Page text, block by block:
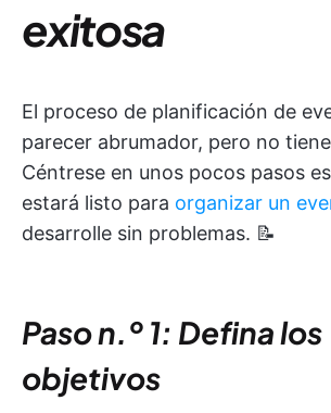
exitosa
El proceso de planificación de
parecer abrumador, pero no
Céntrese en unos pocos pasos
estará listo para organizar un
desarrolle sin problemas. 📝
Paso n.º 1: Defina los
objetivos